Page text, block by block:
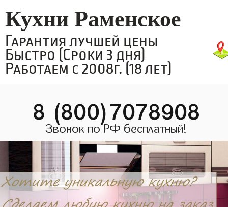
Кухни Раменское
Гарантия лучшей цены
Быстро (Сроки 3 дня)
Работаем с 2008г. (18 лет)
8 (800)7078908
Звонок по РФ бесплатный!